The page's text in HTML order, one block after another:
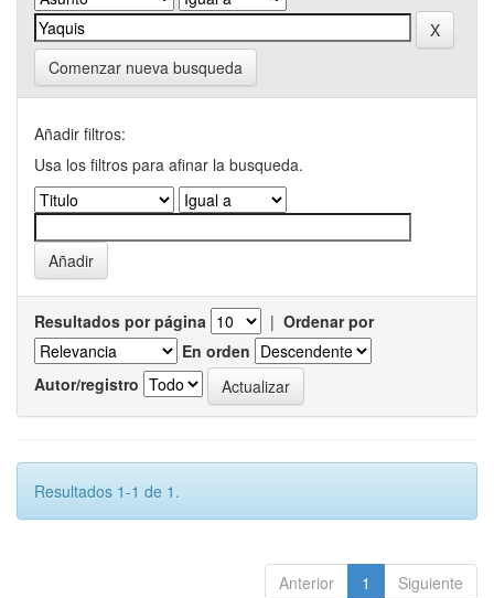
Comenzar nueva busqueda
Añadir filtros:
Usa los filtros para afinar la busqueda.
Resultados por página | Ordenar por
En orden
Autor/registro
Resultados 1-1 de 1.
Anterior 1 Siguiente